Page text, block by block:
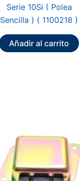
Serie 10Si ( Polea
Sencilla ) ( 1100218 )
Añadir al carrito